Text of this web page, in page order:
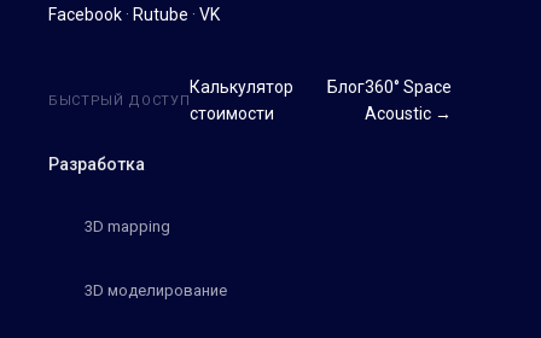
Facebook · Rutube · VK
Разработка
3D mapping
3D моделирование
БЫСТРЫЙ ДОСТУП
Калькулятор
стоимости
Блог360° Space
Acoustic →